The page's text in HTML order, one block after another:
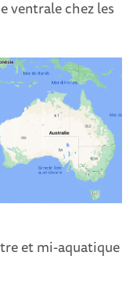
ventrale chez les
et mi-aquatique